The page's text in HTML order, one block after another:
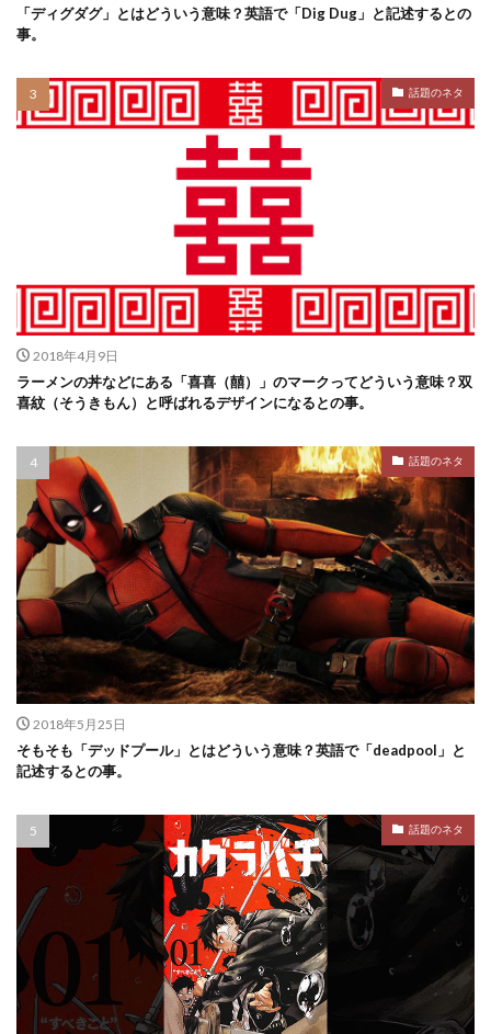
「ディグダグ」とはどういう意味？英語で「Dig Dug」と記述するとの
事。
話題のネタ
2018年4月9日
ラーメンの丼などにある「喜喜（囍）」のマークってどういう意味？双
喜紋（そうきもん）と呼ばれるデザインになるとの事。
話題のネタ
2018年5月25日
そもそも「デッドプール」とはどういう意味？英語で「deadpool」と
記述するとの事。
話題のネタ